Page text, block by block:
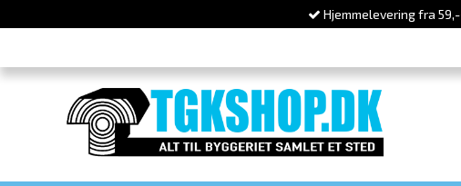
Hjemmelevering fra 59,-